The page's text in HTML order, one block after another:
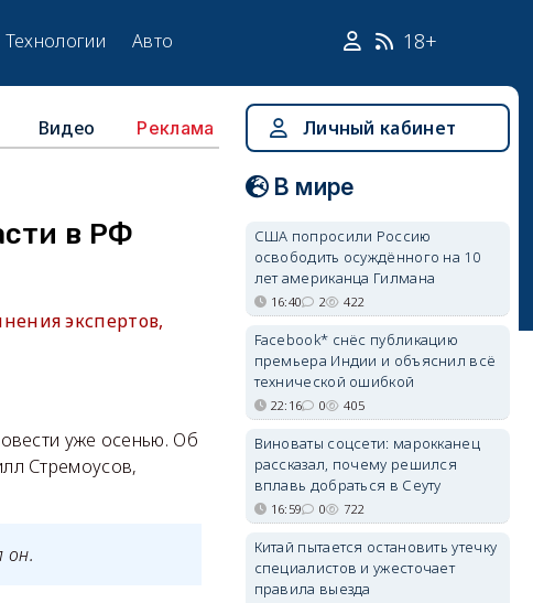
Технологии Авто 18+
Видео Реклама
в РФ
экспертов,
уже осенью. Об
Стремоусов,
он.
Личный кабинет
В мире
США попросили Россию
освободить осуждённого на 10
лет американца Гилмана
16:40 2 422
Facebook* снёс публикацию
премьера Индии и объяснил всё
технической ошибкой
22:16 0 405
Виноваты соцсети: марокканец
рассказал, почему решился
вплавь добраться в Сеуту
16:59 0 722
Китай пытается остановить утечку
специалистов и ужесточает
правила выезда